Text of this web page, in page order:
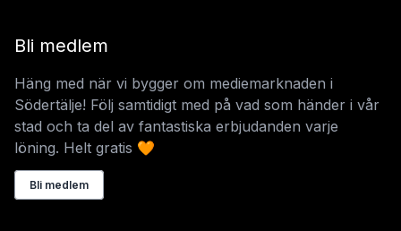
Bli medlem
Häng med när vi bygger om mediemarknaden i
Södertälje! Följ samtidigt med på vad som händer i vår
stad och ta del av fantastiska erbjudanden varje
löning. Helt gratis 🧡
Bli medlem